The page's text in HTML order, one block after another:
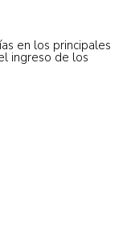
en los principales
ingreso de los